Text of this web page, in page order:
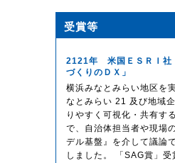
受賞等
2121年 米国ＥＳＲＩ社
づくりのＤＸ」
横浜みなとみらい地区を
なとみらい 21 及び地域
りやすく可視化・共有す
で、自治体担当者や現場
デル基盤』を介して議論
しました。 「SAG賞」